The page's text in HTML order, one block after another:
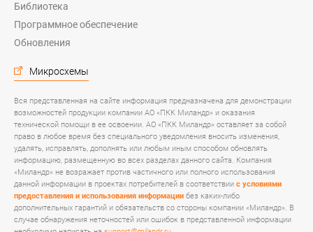
Библиотека
Программное обеспечение
Обновления
Микросхемы
Вся представленная на сайте информация предназначена для демонстрации
возможностей продукции компании АО «ПКК Миландр» и оказания
технической помощи в ее освоении. АО «ПКК Миландр» оставляет за собой
право в любое время без специального уведомления вносить изменения,
удалять, исправлять, дополнять или любым иным способом обновлять
информацию, размещенную во всех разделах данного сайта. Компания
«Миландр» не возражает против частичного или полного использования
данной информации в проектах потребителей в соответствии с условиями
предоставления и использования информации без каких-либо
дополнительных гарантий и обязательств со стороны компании «Миландр». В
случае обнаружения неточностей или ошибок в представленной информации